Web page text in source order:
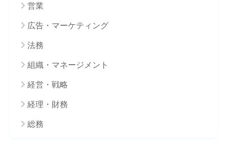
営業
広告・マーケティング
法務
組織・マネージメント
経営・戦略
経理・財務
総務